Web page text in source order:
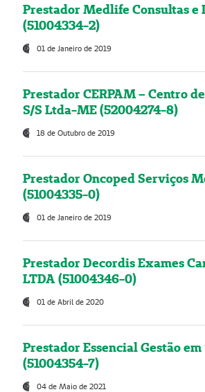
Prestador Medlife Consultas e
(51004334-2)
01 de Janeiro de 2019
Prestador CERPAM – Centro
S/S Ltda-ME (52004274-8)
18 de Outubro de 2019
Prestador Oncoped Serviços
(51004335-0)
01 de Janeiro de 2019
Prestador Decordis Exames
LTDA (51004346-0)
01 de Abril de 2020
Prestador Essencial Gestão
(51004354-7)
04 de Maio de 2021